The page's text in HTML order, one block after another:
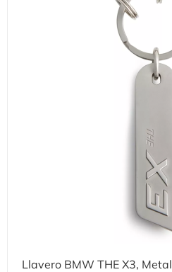
Llavero BMW THE X3, Metal